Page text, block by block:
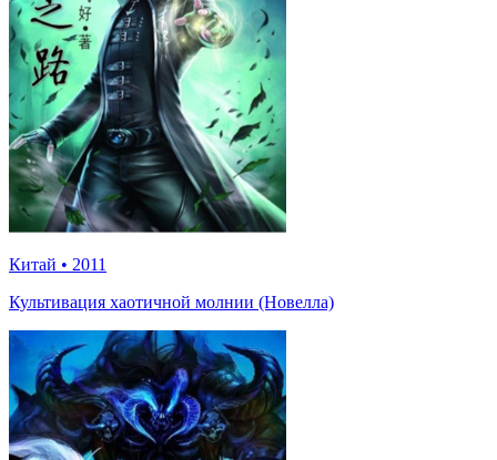
Китай • 2011
Культивация хаотичной молнии (Новелла)